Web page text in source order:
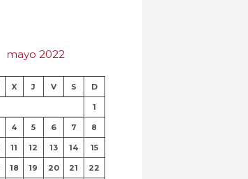
mayo 2022
X J V S D
1
4 5 6 7 8
11 12 13 14 15
18 19 20 21 22